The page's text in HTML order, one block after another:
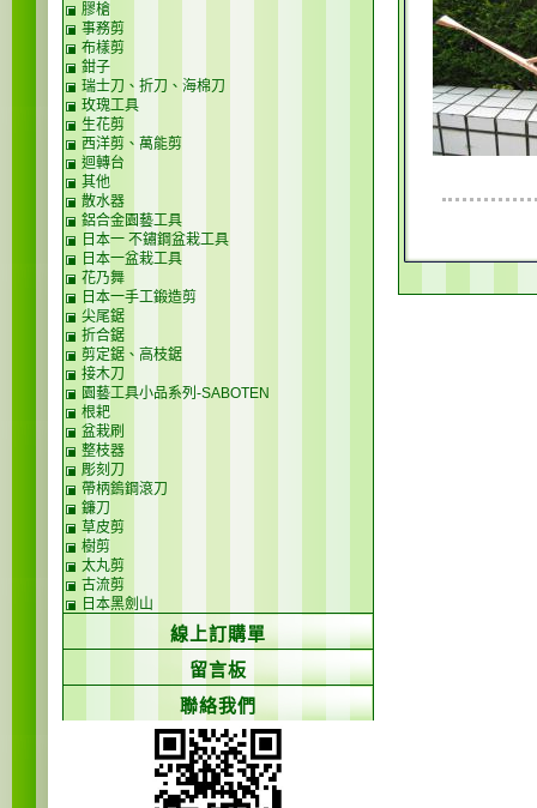
膠槍
事務剪
布樣剪
鉗子
瑞士刀、折刀、海棉刀
玫瑰工具
生花剪
西洋剪、萬能剪
迴轉台
其他
散水器
鋁合金園藝工具
日本一 不鏽鋼盆栽工具
日本一盆栽工具
花乃舞
日本一手工鍛造剪
尖尾鋸
折合鋸
剪定鋸、高枝鋸
接木刀
園藝工具小品系列-SABOTEN
根耙
盆栽刷
整枝器
彫刻刀
帶柄鎢鋼滾刀
鐮刀
草皮剪
樹剪
太丸剪
古流剪
日本黑劍山
線上訂購單
留言板
聯絡我們